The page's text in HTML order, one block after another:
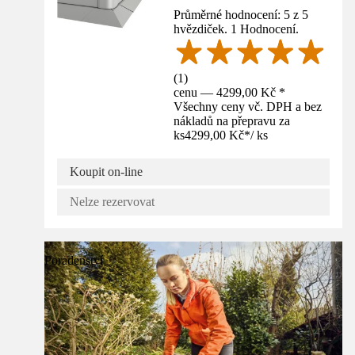
Průměrné hodnocení: 5 z 5
hvězdiček. 1 Hodnocení.
(1)
cenu — 4299,00 Kč *
Všechny ceny vč. DPH a bez
nákladů na přepravu za
ks4299,00 Kč*/ ks
Koupit on-line
Nelze rezervovat
Poradenství